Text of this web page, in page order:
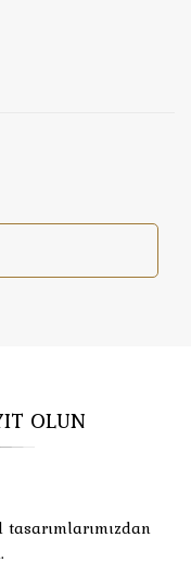
OLUN